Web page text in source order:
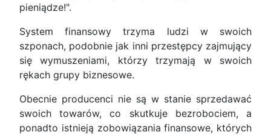
pieniądze!".
System finansowy trzyma ludzi w swoich
szponach, podobnie jak inni przestępcy zajmujący
się wymuszeniami, którzy trzymają w swoich
rękach grupy biznesowe.
Obecnie producenci nie są w stanie sprzedawać
swoich towarów, co skutkuje bezrobociem, a
ponadto istnieją zobowiązania finansowe, których